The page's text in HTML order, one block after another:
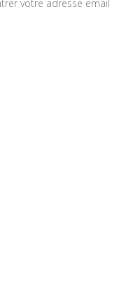
votre adresse email